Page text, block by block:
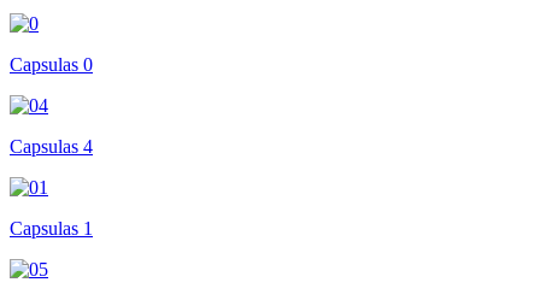
Capsulas 0
Capsulas 4
Capsulas 1